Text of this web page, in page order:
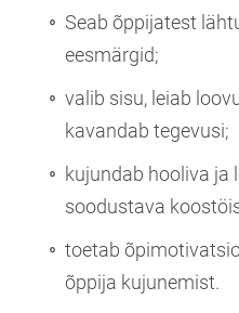
Seab õppijatest
eesmärgid;
valib sisu, leiab
kavandab tegevusi;
kujundab hooliva
soodustava
toetab
õppija kujunemist.